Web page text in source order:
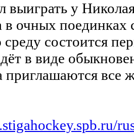
выиграть у
в очных поединках
состоится
в виде
приглашаются все